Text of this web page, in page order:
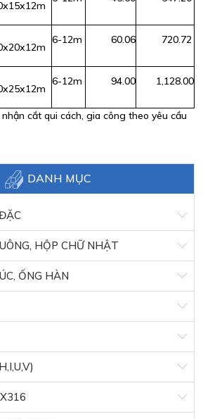
6-12m 60.06 720.72
6-12m 94.00 1,128.00
cắt qui cách, gia công theo yêu cầu
DANH MỤC
HỘP CHỮ NHẬT
ỐNG HÀN